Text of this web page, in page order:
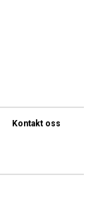
Kontakt oss